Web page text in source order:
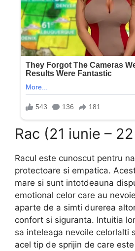
Rac (21 iunie –
Racul este cunoscut pentru
protectoare si empatica.
mare si sunt intotdeauna
emotional celor care au
aparte de a simti durerea
confort si siguranta. Intuitia
sa inteleaga nevoile celorlalti
acel tip de sprijin de care